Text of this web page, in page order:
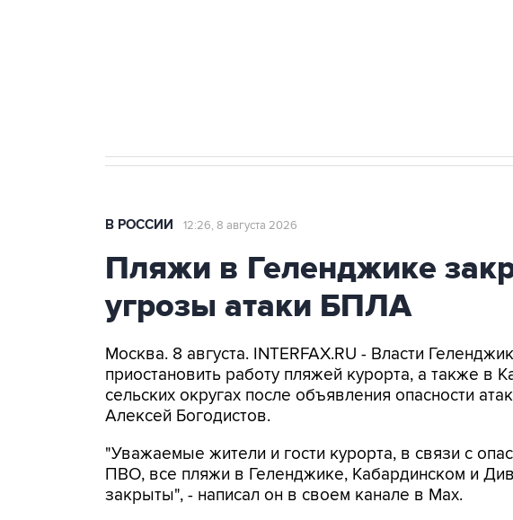
В РОССИИ 12:26, 8 августа 2026
Пляжи в Геленджике
угрозы атаки БПЛА
Москва. 8 августа. INTERFAX.RU - Власти
приостановить работу пляжей курорта, а также в
сельских округах после объявления опасности
Алексей Богодистов.
"Уважаемые жители и гости курорта, в связи с
ПВО, все пляжи в Геленджике, Кабардинском и
закрыты", - написал он в своем канале в Max.